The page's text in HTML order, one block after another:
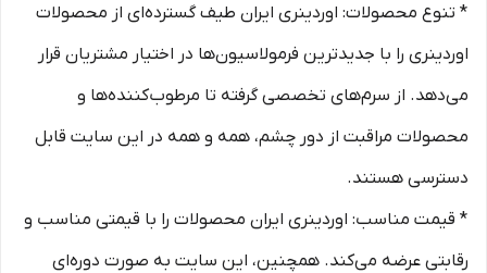
* تنوع محصولات: اوردینری ایران طیف گسترده‌ای از محصولات
اوردینری را با جدیدترین فرمولاسیون‌ها در اختیار مشتریان قرار
می‌دهد. از سرم‌های تخصصی گرفته تا مرطوب‌کننده‌ها و
محصولات مراقبت از دور چشم، همه و همه در این سایت قابل
دسترسی هستند.
* قیمت مناسب: اوردینری ایران محصولات را با قیمتی مناسب و
رقابتی عرضه می‌کند. همچنین، این سایت به صورت دوره‌ای